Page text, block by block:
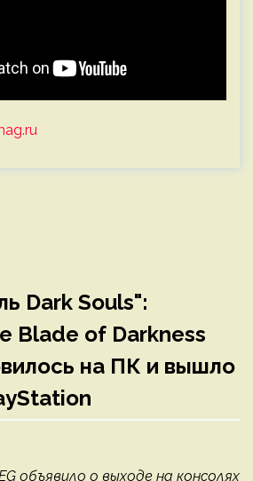
Dark Souls":
Blade of Darkness
на ПК и вышло
объявило о выходе на консолях